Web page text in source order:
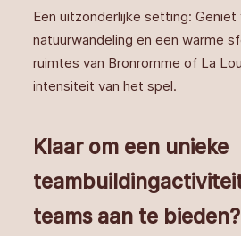
Een uitzonderlijke setting: Geniet
natuurwandeling en een warme
ruimtes van Bronromme of La
intensiteit van het spel.
Klaar om een unieke
teams aan te bieden?